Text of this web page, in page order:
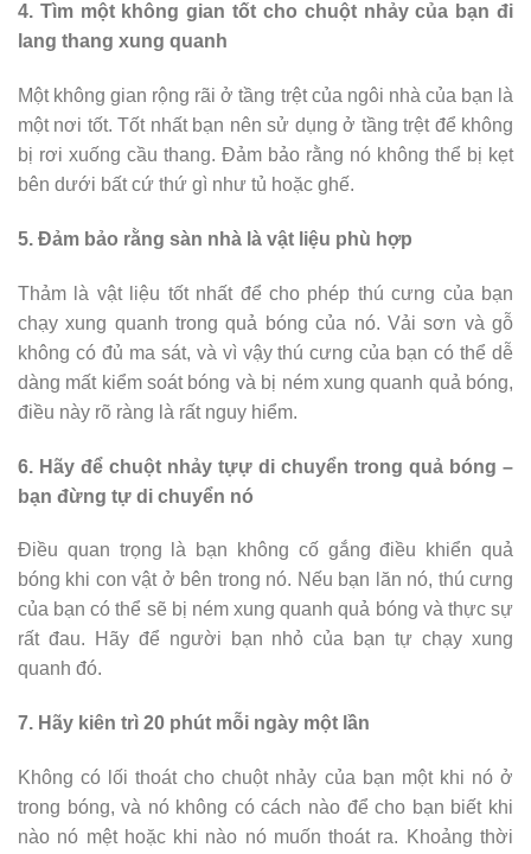
4. Tìm một không gian tốt cho chuột nhảy của bạn đi
lang thang xung quanh
Một không gian rộng rãi ở tầng trệt của ngôi nhà của bạn là
một nơi tốt. Tốt nhất bạn nên sử dụng ở tầng trệt để không
bị rơi xuống cầu thang. Đảm bảo rằng nó không thể bị kẹt
bên dưới bất cứ thứ gì như tủ hoặc ghế.
5. Đảm bảo rằng sàn nhà là vật liệu phù hợp
Thảm là vật liệu tốt nhất để cho phép thú cưng của bạn
chạy xung quanh trong quả bóng của nó. Vải sơn và gỗ
không có đủ ma sát, và vì vậy thú cưng của bạn có thể dễ
dàng mất kiểm soát bóng và bị ném xung quanh quả bóng,
điều này rõ ràng là rất nguy hiểm.
6. Hãy để chuột nhảy tựự di chuyển trong quả bóng –
bạn đừng tự di chuyển nó
Điều quan trọng là bạn không cố gắng điều khiển quả
bóng khi con vật ở bên trong nó. Nếu bạn lăn nó, thú cưng
của bạn có thể sẽ bị ném xung quanh quả bóng và thực sự
rất đau. Hãy để người bạn nhỏ của bạn tự chạy xung
quanh đó.
7. Hãy kiên trì 20 phút mỗi ngày một lần
Không có lối thoát cho chuột nhảy của bạn một khi nó ở
trong bóng, và nó không có cách nào để cho bạn biết khi
nào nó mệt hoặc khi nào nó muốn thoát ra. Khoảng thời